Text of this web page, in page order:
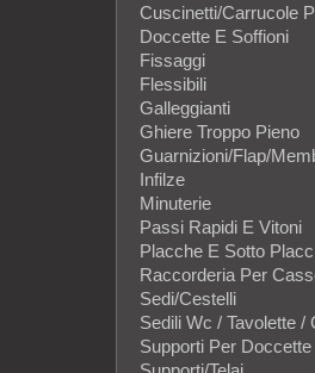
Cuscinetti/Carrucole
Doccette E Soffioni
Fissaggi
Flessibili
Galleggianti
Ghiere Troppo Pieno
Guarnizioni/Flap/
Infilze
Minuterie
Passi Rapidi E Vitoni
Placche E Sotto
Raccorderia Per
Sedi/Cestelli
Sedili Wc / Tavolette /
Supporti Per